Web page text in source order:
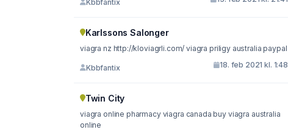
Kbbfantix
Karlssons Salonger
viagra nz http://kloviagrli.com/ viagra priligy australia paypal
Kbbfantix 18. feb 2021 kl. 1:48
Twin City
viagra online pharmacy viagra canada buy viagra australia
online